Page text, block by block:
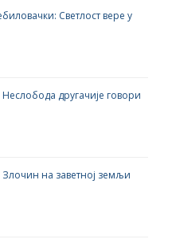
Светлост вере у
другачије говори
на заветној земљи